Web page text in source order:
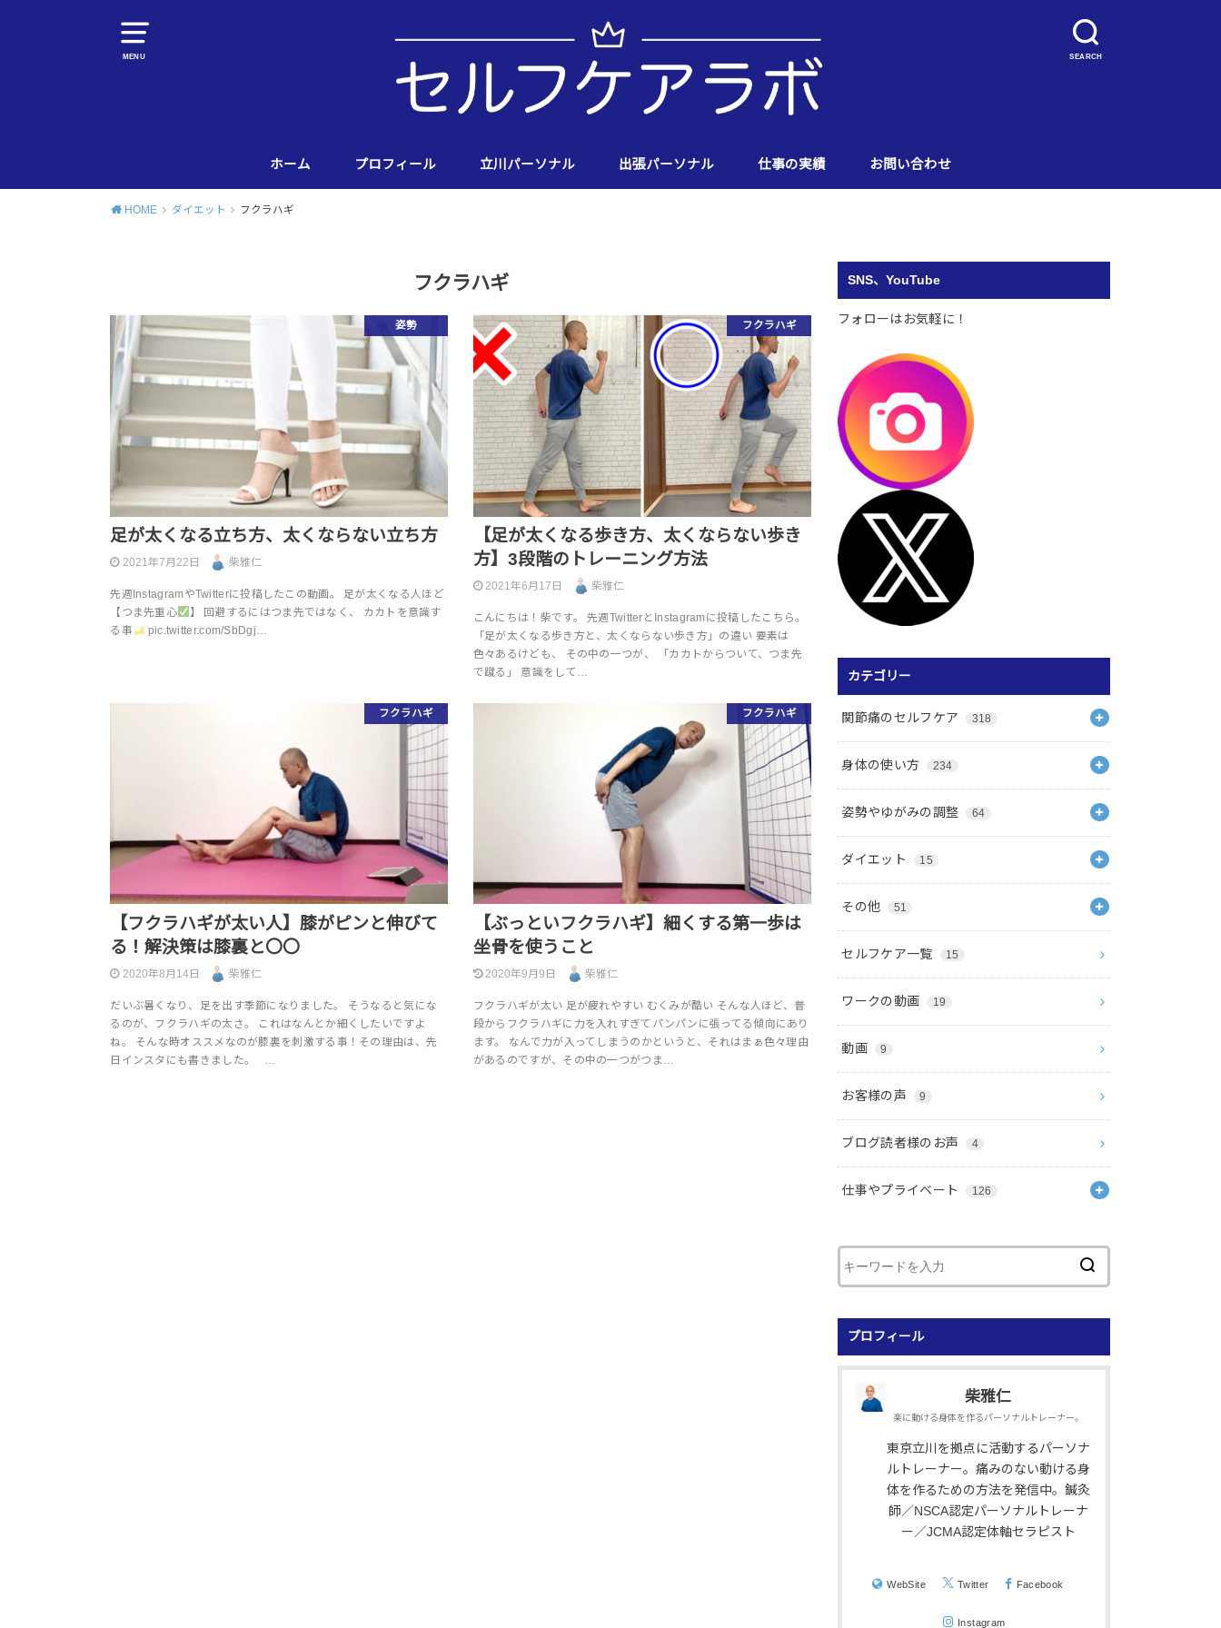
MENU SEARCH
ホーム プロフィール 立川パーソナル 出張パーソナル 仕事の実績 お問い合わせ
HOME ダイエット フクラハギ
フクラハギ
姿勢
足が太くなる立ち方、太くならない立ち方
2021年7月22日 柴雅仁
先週InstagramやTwitterに投稿したこの動画。 足が太くなる人ほど
【つま先重心
】 回避するにはつま先ではなく、 カカトを意識す
る事
pic.twitter.com/SbDgj…
フクラハギ
【足が太くなる歩き方、太くならない歩き
方】3段階のトレーニング方法
2021年6月17日 柴雅仁
こんにちは！柴です。 先週TwitterとInstagramに投稿したこちら。
「足が太くなる歩き方と、太くならない歩き方」の違い 要素は
色々あるけども、 その中の一つが、 「カカトからついて、つま先
で蹴る」 意識をして…
フクラハギ
【フクラハギが太い人】膝がピンと伸びて
る！解決策は膝裏と〇〇
2020年8月14日 柴雅仁
だいぶ暑くなり、足を出す季節になりました。 そうなると気にな
るのが、フクラハギの太さ。 これはなんとか細くしたいですよ
ね。 そんな時オススメなのが膝裏を刺激する事！その理由は、先
日インスタにも書きました。 …
フクラハギ
【ぶっといフクラハギ】細くする第一歩は
坐骨を使うこと
2020年9月9日 柴雅仁
フクラハギが太い 足が疲れやすい むくみが酷い そんな人ほど、普
段からフクラハギに力を入れすぎてパンパンに張ってる傾向にあり
ます。 なんで力が入ってしまうのかというと、それはまぁ色々理由
があるのですが、その中の一つがつま…
SNS、YouTube
フォローはお気軽に！
カテゴリー
関節痛のセルフケア 318
身体の使い方 234
姿勢やゆがみの調整 64
ダイエット 15
その他 51
セルフケア一覧 15
ワークの動画 19
動画 9
お客様の声 9
ブログ読者様のお声 4
仕事やプライベート 126
プロフィール
柴雅仁
楽に動ける身体を作るパーソナルトレーナー。
東京立川を拠点に活動するパーソナ
ルトレーナー。痛みのない動ける身
体を作るための方法を発信中。鍼灸
師／NSCA認定パーソナルトレーナ
ー／JCMA認定体軸セラピスト
WebSite Twitter Facebook
Instagram